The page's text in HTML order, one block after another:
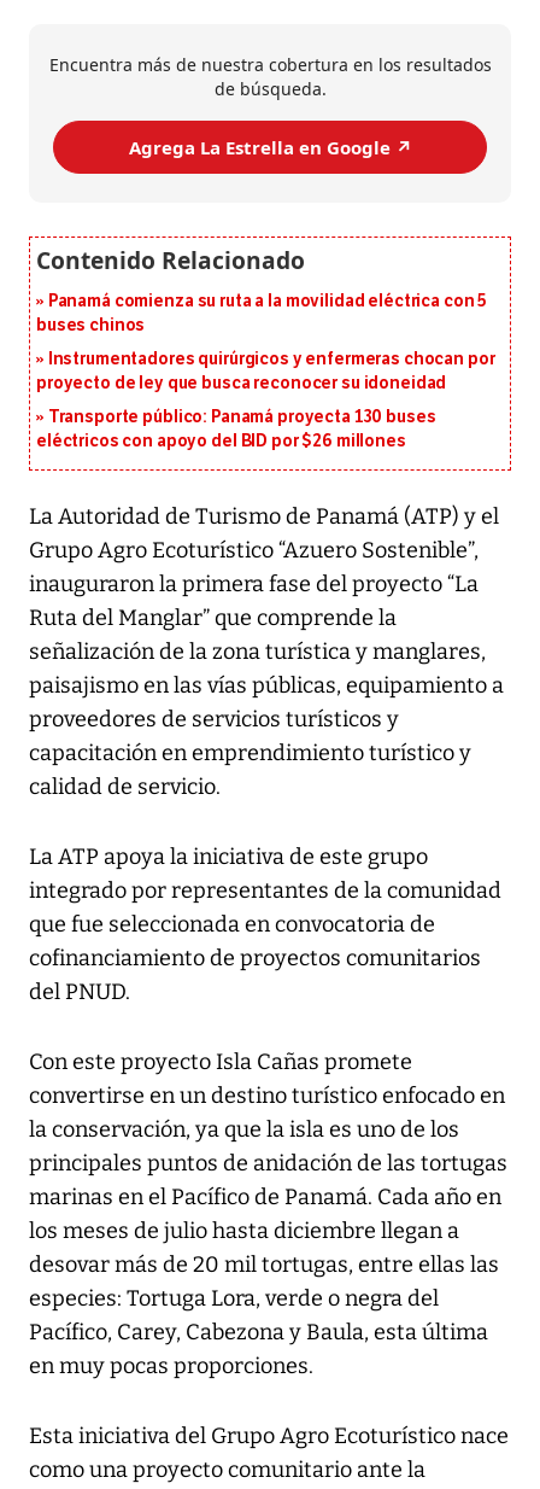
Encuentra más de nuestra cobertura en los resultados
de búsqueda.
Agrega La Estrella en Google ↗️
Panamá comienza su ruta a la movilidad eléctrica con 5
buses chinos
Instrumentadores quirúrgicos y enfermeras chocan por
proyecto de ley que busca reconocer su idoneidad
Transporte público: Panamá proyecta 130 buses
eléctricos con apoyo del BID por $26 millones
La Autoridad de Turismo de Panamá (ATP) y el
Grupo Agro Ecoturístico “Azuero Sostenible”,
inauguraron la primera fase del proyecto “La
Ruta del Manglar” que comprende la
señalización de la zona turística y manglares,
paisajismo en las vías públicas, equipamiento a
proveedores de servicios turísticos y
capacitación en emprendimiento turístico y
calidad de servicio.
La ATP apoya la iniciativa de este grupo
integrado por representantes de la comunidad
que fue seleccionada en convocatoria de
cofinanciamiento de proyectos comunitarios
del PNUD.
Con este proyecto Isla Cañas promete
convertirse en un destino turístico enfocado en
la conservación, ya que la isla es uno de los
principales puntos de anidación de las tortugas
marinas en el Pacífico de Panamá. Cada año en
los meses de julio hasta diciembre llegan a
desovar más de 20 mil tortugas, entre ellas las
especies: Tortuga Lora, verde o negra del
Pacífico, Carey, Cabezona y Baula, esta última
en muy pocas proporciones.
Esta iniciativa del Grupo Agro Ecoturístico nace
como una proyecto comunitario ante la